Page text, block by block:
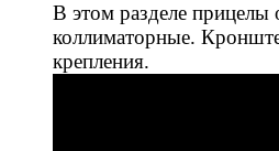
В этом разделе прицелы
коллиматорные.
крепления.